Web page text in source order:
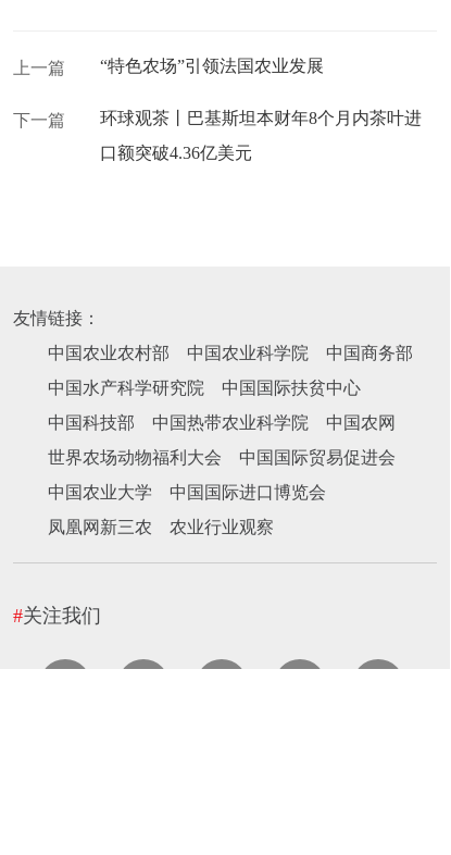
上一篇 “特色农场”引领法国农业发展
下一篇
环球观茶丨巴基斯坦本财年8个月内茶叶进
口额突破4.36亿美元
友情链接：
中国农业农村部
中国农业科学院
中国商务部
中国水产科学研究院
中国国际扶贫中心
中国科技部
中国热带农业科学院
中国农网
世界农场动物福利大会
中国国际贸易促进会
中国农业大学
中国国际进口博览会
凤凰网新三农
农业行业观察
#关注我们